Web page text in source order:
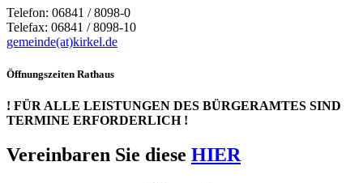
Telefon: 06841 / 8098-0
Telefax: 06841 / 8098-10
gemeinde(at)kirkel.de
Öffnungszeiten Rathaus
! FÜR ALLE LEISTUNGEN DES BÜRGERAMTES SIND
TERMINE ERFORDERLICH !
Vereinbaren Sie diese HIER